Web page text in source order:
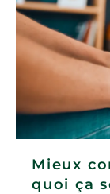
Mieux
quoi ça